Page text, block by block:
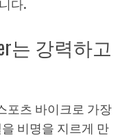
다.
는 강력하고
포츠 바이크로 가장
비명을 지르게 만